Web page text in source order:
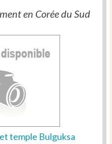
en Corée du Sud
temple Bulguksa